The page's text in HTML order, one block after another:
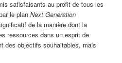
satisfaisants au profit de tous les
le planNext Generation
de la manière dont la
ressources dans un esprit de
des objectifs souhaitables, mais